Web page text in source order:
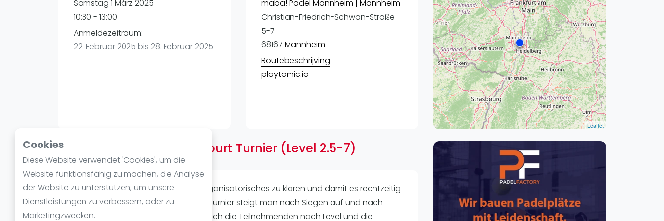
Cookies
Diese Website verwendet 'Cookies', um die
Website funktionsfähig zu machen, die Analyse
der Website zu unterstützen, um unsere
Dienstleistungen zu verbessern, oder zu
Marketingzwecken.
Verschiedenes
Leipzig
Dortmund
Essen
Samstag 1 März 2025
10:30 - 13:00
Anmeldezeitraum:
22. Februar 2025 bis 28. Februar 2025
maba! Padel Mannheim | Mannheim
Christian-Friedrich-Schwan-Straße
5-7
68167 Mannheim
Routebeschrijving
playtomic.io
Leaflet
Über 11:30 Uhr - Golden Court Turnier (Level 2.5-7)
Bitte seid 10-15 min früher da, um Organisatorisches zu klären und damit es rechtzeitig
losgehen kann. Beim Golden Court Turnier steigt man nach Siegen auf und nach
Niederlagen ab. Dadurch sortieren sich die Teilnehmenden nach Level und die